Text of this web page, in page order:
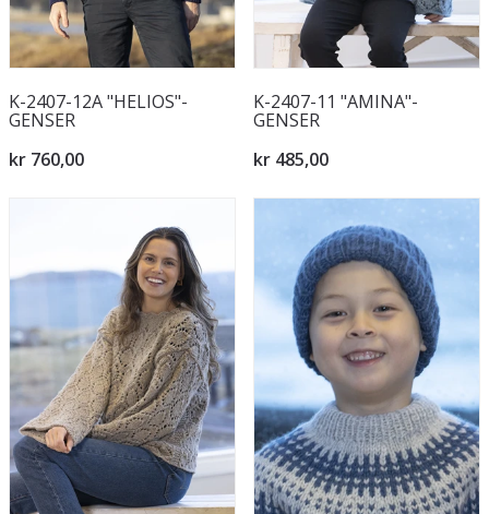
K-2407-12A "HELIOS"-
GENSER
kr 760,00
K-2407-11 "AMINA"-
GENSER
kr 485,00